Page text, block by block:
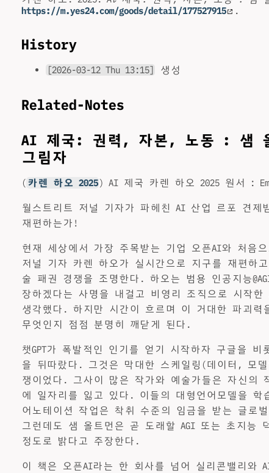
https://m.yes24.com/goods/detail/177527915
.
History
[2026-03-12 Thu 13:15] 생성
Related-Notes
AI 제국: 권력, 자본, 노동 : 샘
그림자
( 카렌 하오 2025) AI 제국 카렌 하오 2025 원서 :
월스트리트 저널 기자가 파헤친 AI 산업 르포 견제
재편하는가!
현재 세상에서 가장 주목받는 기업 오픈AI와 처음
저널 기자 카렌 하오가 실시간으로 지구를 재편하
술 패권 경쟁을 조명한다. 하오는 범용 인공지능
장하겠다는 사명을 내걸고 비영리 조직으로 시작
생각했다. 하지만 시간이 흐르며 이 거대한 파괴력
무엇인지 점점 분명히 깨닫게 된다.
챗GPT가 폭발적인 인기를 얻기 시작하자 구글을
을 뒤따랐다. 그것은 막대한 스케일링(데이터, 모
쟁이었다. 그사이 많은 작가와 예술가들은 자신의
에 일자리를 잃고 있다. 이들의 대형언어모델을 학
어노테이션 작업은 착취 수준의 임금을 받는 글로
그런데도 샘 올트먼은 곧 도래할 AGI 또는 초지능
정도로 밝다고 주장한다.
이 책은 오픈AI라는 한 회사를 넘어 실리콘밸리와